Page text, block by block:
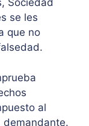
Sociedad
se les
que no
al
demandante.